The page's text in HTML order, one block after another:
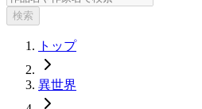
検索
トップ
異世界